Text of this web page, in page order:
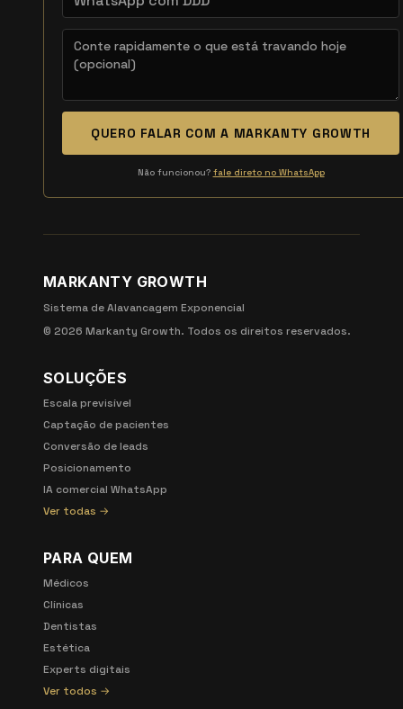
QUERO FALAR COM A MARKANTY GROWTH
Não funcionou? fale direto no WhatsApp
MARKANTY GROWTH
Sistema de Alavancagem Exponencial
© 2026 Markanty Growth. Todos os direitos reservados.
SOLUÇÕES
Escala previsível
Captação de pacientes
Conversão de leads
Posicionamento
IA comercial WhatsApp
Ver todas →
PARA QUEM
Médicos
Clínicas
Dentistas
Estética
Experts digitais
Ver todos →